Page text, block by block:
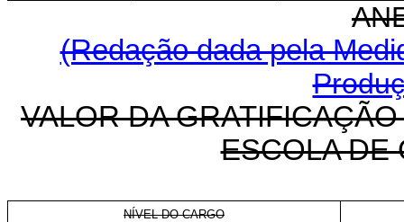
(Redação dada pela
VALOR DA
ESCOLA DE
NÍVEL DO CARGO